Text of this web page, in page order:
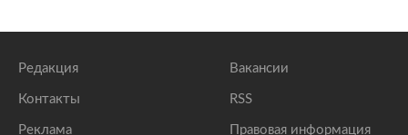
Редакция
Контакты
Реклама
Вакансии
RSS
Правовая информация